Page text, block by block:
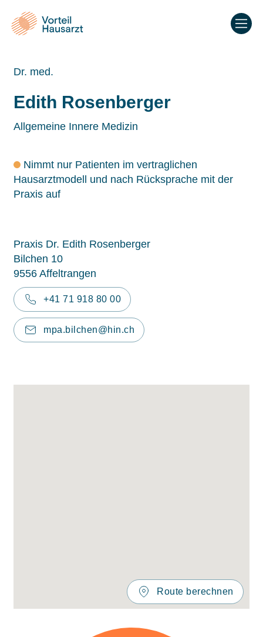
Dr. med.
Edith Rosenberger
Allgemeine Innere Medizin
Nimmt nur Patienten im vertraglichen
Hausarztmodell und nach Rücksprache mit der
Praxis auf
Praxis Dr. Edith Rosenberger
Bilchen 10
9556 Affeltrangen
+41 71 918 80 00
mpa.bilchen@hin.ch
Route berechnen